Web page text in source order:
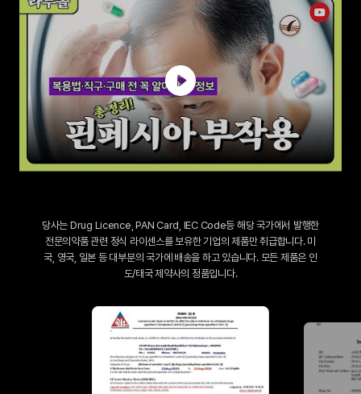
당사는 Drug Licence, PAN Card, IEC Code등 해당 국가에서 발행한
전문의약품 관련 정식 라이센스를 보유한 기업의 제품만 취급합니다. 미
국, 영국, 일본 등 대부분의 국가에 배송을 하고 있습니다. 모든 제품은 인
도/태국 제약사의 정품입니다.